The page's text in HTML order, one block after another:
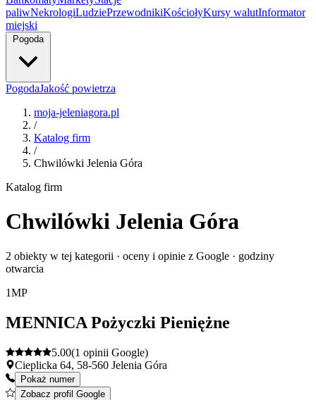
paliwNekrologiLudziePrzewodnikiKościołyKursy walutInformator
miejski
Pogoda
PogodaJakość powietrza
moja-jeleniagora.pl
/
Katalog firm
/
Chwilówki Jelenia Góra
Katalog firm
Chwilówki Jelenia Góra
2 obiekty w tej kategorii · oceny i opinie z Google · godziny
otwarcia
1MP
MENNICA Pożyczki Pieniężne
5.00(1 opinii Google)
Cieplicka 64, 58-560 Jelenia Góra
Pokaż numer
Zobacz profil Google